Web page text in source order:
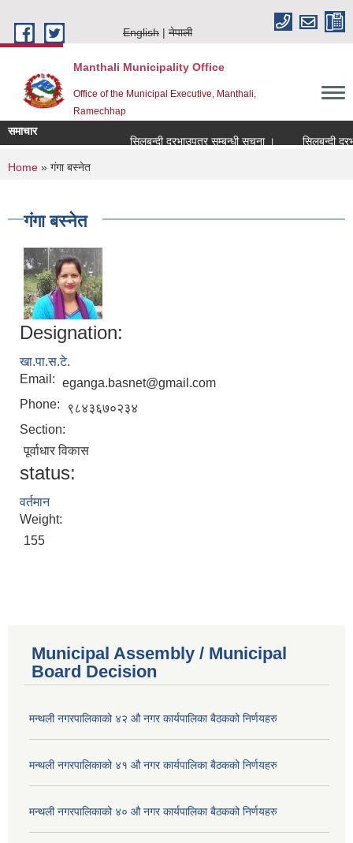
English
नेपाली
Manthali Municipality Office
Office of the Municipal Executive, Manthali,
Ramechhap
समाचार
सिलबन्दी दरभाउपत्र सम्बन्धी सूचना ।
सिलबन्दी
You are here
Home » गंगा बस्नेत
गंगा बस्नेत
Designation:
खा.पा.स.टे.
Email: eganga.basnet@gmail.com
Phone:
९८४३६७०२३४
Section:
पूर्वाधार विकास
status:
वर्तमान
Weight:
155
Municipal Assembly / Municipal
Board Decision
मन्थली नगरपालिकाको ४२ औ नगर कार्यपालिका बैठकको निर्णयहरु
मन्थली नगरपालिकाको ४१ औ नगर कार्यपालिका बैठकको निर्णयहरु
मन्थली नगरपालिकाको ४० औ नगर कार्यपालिका बैठकको निर्णयहरु